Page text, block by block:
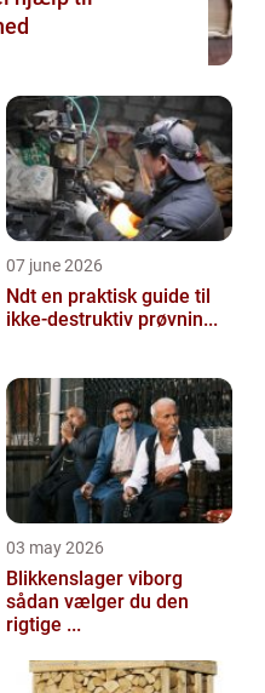
07 june 2026
Ndt en praktisk guide til
ikke-destruktiv prøvnin...
03 may 2026
Blikkenslager viborg
sådan vælger du den
rigtige ...